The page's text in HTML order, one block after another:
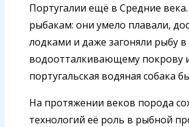
Португалии ещё в Средние
рыбакам: они умело плавали,
лодками и даже загоняли рыбу в
водоотталкивающему покрову
португальская водяная собака
На протяжении веков порода
технологий её роль в рыбной